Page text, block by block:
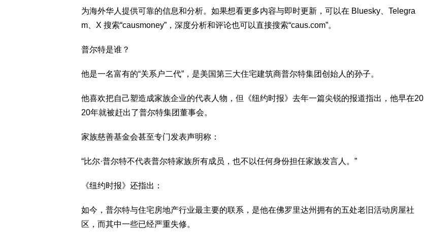
为海外华人提供可靠的信息和分析。如果想看更多内容与即时更新，可以在 Bluesky、Telegra
m、X 搜索“causmoney”，深度分析和评论也可以直接搜索“caus.com”。
普尔特是谁？
他是一名富有的“关系户二代”，是美国第三大住宅建筑商普尔特集团创始人的孙子。
他喜欢把自己塑造成家族企业的代表人物，但《纽约时报》去年一篇尖锐的报道指出，他早在20
20年就被赶出了普尔特集团董事会。
家族慈善基金会甚至专门发表声明称：
“比尔·普尔特不代表普尔特家族所有成员，也不以任何身份担任家族发言人。”
《纽约时报》还指出：
如今，普尔特与住宅房地产行业最主要的联系，是他在佛罗里达州拥有的五处老旧活动房屋社
区，而其中一些已经严重失修。